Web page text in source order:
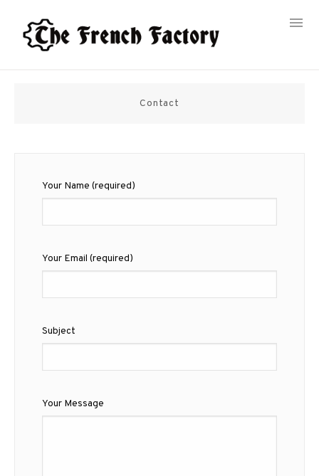
Contact
Your Name (required)
Your Email (required)
Subject
Your Message